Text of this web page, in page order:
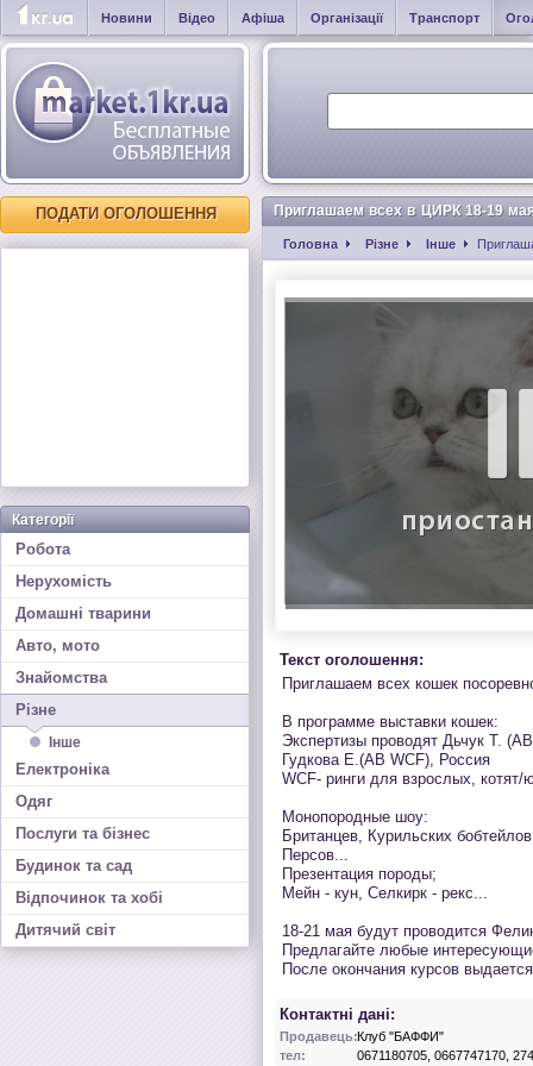
Новини Відео Афіша Організації Транспорт
ПОДАТИ ОГОЛОШЕННЯ
Категорії
Робота
Нерухомість
Домашні тварини
Авто, мото
Знайомства
Різне
Інше
Електроніка
Одяг
Послуги та бізнес
Будинок та сад
Відпочинок та хобі
Дитячий світ
Приглашаем всех в ЦИРК 18-19
Головна Різне Інше
Текст оголошення:
Приглашаем всех кошек
В программе выставки кошек:
Экспертизы проводят Дьчук Т.
Гудкова Е.(AB WCF), Россия
WCF- ринги для взрослых,
Монопородные шоу:
Британцев, Курильских
Персов...
Презентация породы;
Мейн - кун, Селкирк - рекс...
18-21 мая будут проводится
Предлагайте любые
После окончания курсов
Контактні дані:
Продавець:Клуб "БАФФИ"
тел:
0671180705, 0667747170,